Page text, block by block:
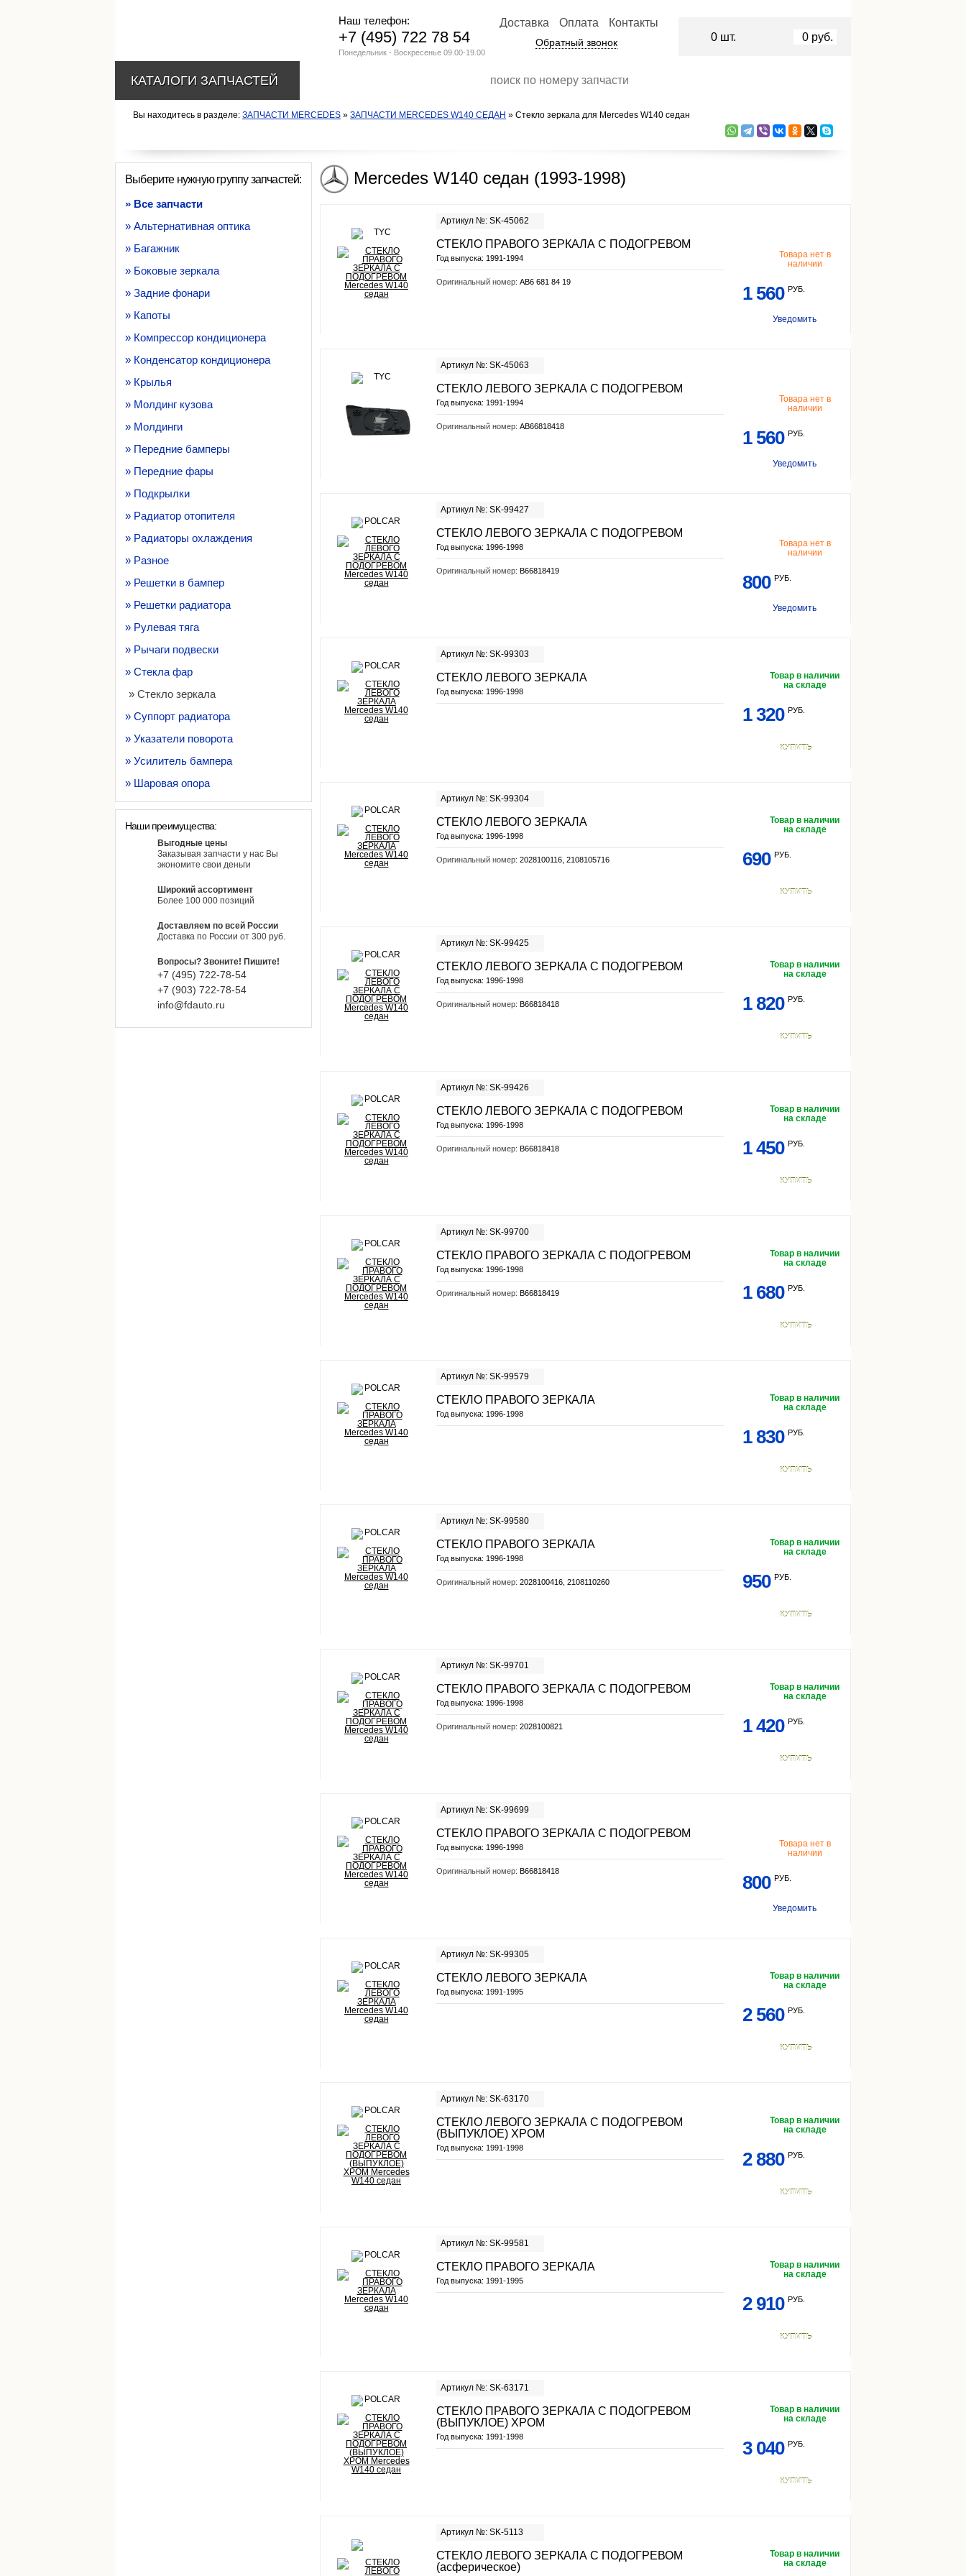
Вы находитесь в разделе: ЗАПЧАСТИ MERCEDES » ЗАПЧАСТИ MERCEDES W140 СЕДАН » Стекло зеркала для Mercedes W140 седан
Mercedes W140 седан (1993-1998)
Артикул №: SK-45062
СТЕКЛО ПРАВОГО ЗЕРКАЛА С ПОДОГРЕВОМ
Год выпуска: 1991-1994
Оригинальный номер: AB6 681 84 19
Товара нет в
наличии
1 560 РУБ.
Уведомить
Артикул №: SK-45063
СТЕКЛО ЛЕВОГО ЗЕРКАЛА С ПОДОГРЕВОМ
Год выпуска: 1991-1994
Оригинальный номер: AB66818418
Товара нет в
наличии
1 560 РУБ.
Уведомить
Артикул №: SK-99427
СТЕКЛО ЛЕВОГО ЗЕРКАЛА С ПОДОГРЕВОМ
Год выпуска: 1996-1998
Оригинальный номер: B66818419
Товара нет в
наличии
800 РУБ.
Уведомить
Артикул №: SK-99303
СТЕКЛО ЛЕВОГО ЗЕРКАЛА
Год выпуска: 1996-1998
Товар в наличии
на складе
1 320 РУБ.
КУПИТЬ
Артикул №: SK-99304
СТЕКЛО ЛЕВОГО ЗЕРКАЛА
Год выпуска: 1996-1998
Оригинальный номер: 2028100116, 2108105716
Товар в наличии
на складе
690 РУБ.
КУПИТЬ
Артикул №: SK-99425
СТЕКЛО ЛЕВОГО ЗЕРКАЛА С ПОДОГРЕВОМ
Год выпуска: 1996-1998
Оригинальный номер: B66818418
Товар в наличии
на складе
1 820 РУБ.
КУПИТЬ
Артикул №: SK-99426
СТЕКЛО ЛЕВОГО ЗЕРКАЛА С ПОДОГРЕВОМ
Год выпуска: 1996-1998
Оригинальный номер: B66818418
Товар в наличии
на складе
1 450 РУБ.
КУПИТЬ
Артикул №: SK-99700
СТЕКЛО ПРАВОГО ЗЕРКАЛА С ПОДОГРЕВОМ
Год выпуска: 1996-1998
Оригинальный номер: B66818419
Товар в наличии
на складе
1 680 РУБ.
КУПИТЬ
Артикул №: SK-99579
СТЕКЛО ПРАВОГО ЗЕРКАЛА
Год выпуска: 1996-1998
Товар в наличии
на складе
1 830 РУБ.
КУПИТЬ
Артикул №: SK-99580
СТЕКЛО ПРАВОГО ЗЕРКАЛА
Год выпуска: 1996-1998
Оригинальный номер: 2028100416, 2108110260
Товар в наличии
на складе
950 РУБ.
КУПИТЬ
Артикул №: SK-99701
СТЕКЛО ПРАВОГО ЗЕРКАЛА С ПОДОГРЕВОМ
Год выпуска: 1996-1998
Оригинальный номер: 2028100821
Товар в наличии
на складе
1 420 РУБ.
КУПИТЬ
Артикул №: SK-99699
СТЕКЛО ПРАВОГО ЗЕРКАЛА С ПОДОГРЕВОМ
Год выпуска: 1996-1998
Оригинальный номер: B66818418
Товара нет в
наличии
800 РУБ.
Уведомить
Артикул №: SK-99305
СТЕКЛО ЛЕВОГО ЗЕРКАЛА
Год выпуска: 1991-1995
Товар в наличии
на складе
2 560 РУБ.
КУПИТЬ
Артикул №: SK-63170
СТЕКЛО ЛЕВОГО ЗЕРКАЛА С ПОДОГРЕВОМ
(ВЫПУКЛОЕ) ХРОМ
Год выпуска: 1991-1998
Товар в наличии
на складе
2 880 РУБ.
КУПИТЬ
Артикул №: SK-99581
СТЕКЛО ПРАВОГО ЗЕРКАЛА
Год выпуска: 1991-1995
Товар в наличии
на складе
2 910 РУБ.
КУПИТЬ
Артикул №: SK-63171
СТЕКЛО ПРАВОГО ЗЕРКАЛА С ПОДОГРЕВОМ
(ВЫПУКЛОЕ) ХРОМ
Год выпуска: 1991-1998
Товар в наличии
на складе
3 040 РУБ.
КУПИТЬ
Артикул №: SK-5113
СТЕКЛО ЛЕВОГО ЗЕРКАЛА С ПОДОГРЕВОМ
(асферическое)
Товар в наличии
на складе
Выберите нужную группу запчастей:
» Все запчасти
» Альтернативная оптика
» Багажник
» Боковые зеркала
» Задние фонари
» Капоты
» Компрессор кондиционера
» Конденсатор кондиционера
» Крылья
» Молдинг кузова
» Молдинги
» Передние бамперы
» Передние фары
» Подкрылки
» Радиатор отопителя
» Радиаторы охлаждения
» Разное
» Решетки в бампер
» Решетки радиатора
» Рулевая тяга
» Рычаги подвески
» Стекла фар
» Стекло зеркала
» Суппорт радиатора
» Указатели поворота
» Усилитель бампера
» Шаровая опора
Наши преимущества:
Выгодные цены
Заказывая запчасти у нас Вы
экономите свои деньги
Широкий ассортимент
Более 100 000 позиций
Доставляем по всей России
Доставка по России от 300 руб.
Вопросы? Звоните! Пишите!
+7 (495) 722-78-54
+7 (903) 722-78-54
info@fdauto.ru
Наш телефон:
+7 (495) 722 78 54
Понедельник - Воскресенье 09.00-19.00
Доставка Оплата Контакты
Обратный звонок 0 шт. 0 руб.
КАТАЛОГИ ЗАПЧАСТЕЙ